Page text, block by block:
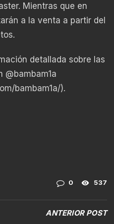
Mientras que en
a la venta a partir del
detallada sobre las
@bambam1a
bambam1a/).
0 537
ANTERIOR POST